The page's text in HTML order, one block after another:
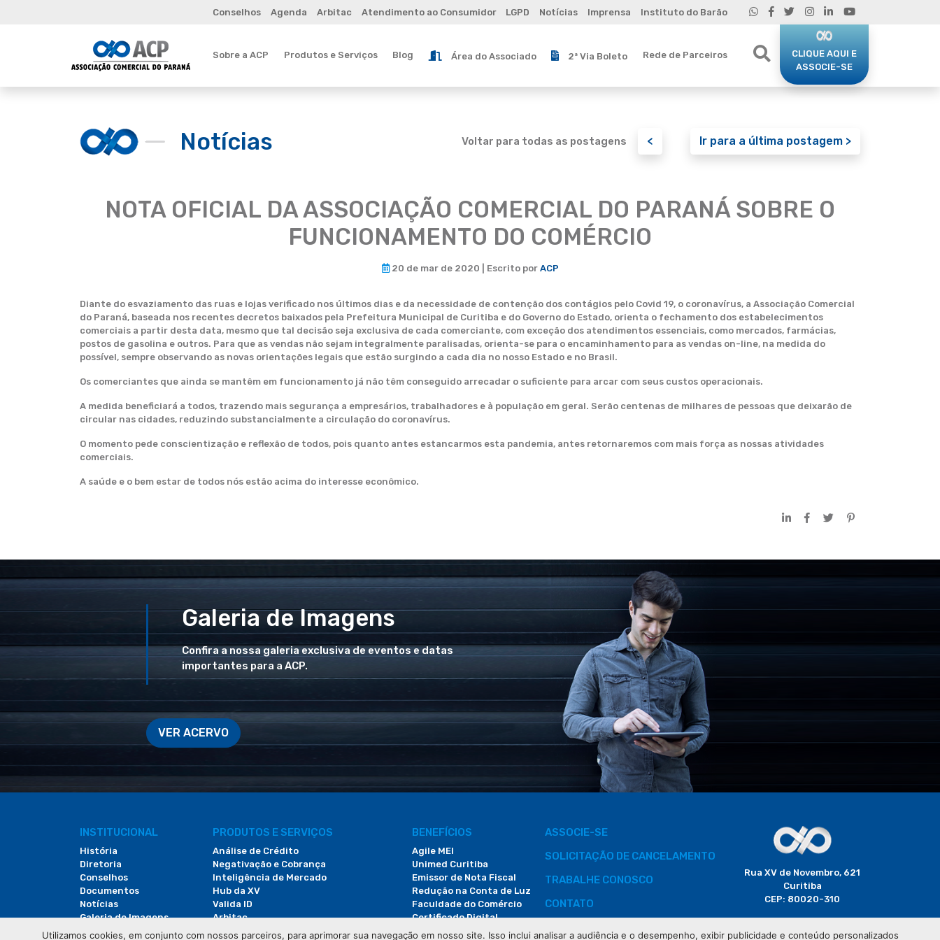
Conselhos Agenda Arbitac Atendimento ao Consumidor LGPD Notícias Imprensa Instituto do Barão
Sobre a ACP Produtos e Serviços Blog Área do Associado 2ª Via Boleto Rede de Parceiros
CLIQUE AQUI E
ASSOCIE-SE
Notícias Voltar para todas as postagens < Ir para a última postagem >
NOTA OFICIAL DA ASSOCIAÇÃO COMERCIAL DO PARANÁ SOBRE O
FUNCIONAMENTO DO COMÉRCIO
20 de mar de 2020 | Escrito por ACP
Diante do esvaziamento das ruas e lojas verificado nos últimos dias e da necessidade de contenção dos contágios pelo Covid 19, o coronavírus, a Associação Comercial
do Paraná, baseada nos recentes decretos baixados pela Prefeitura Municipal de Curitiba e do Governo do Estado, orienta o fechamento dos estabelecimentos
comerciais a partir desta data, mesmo que tal decisão seja exclusiva de cada comerciante, com exceção dos atendimentos essenciais, como mercados, farmácias,
postos de gasolina e outros. Para que as vendas não sejam integralmente paralisadas, orienta-se para o encaminhamento para as vendas on-line, na medida do
possível, sempre observando as novas orientações legais que estão surgindo a cada dia no nosso Estado e no Brasil.
Os comerciantes que ainda se mantêm em funcionamento já não têm conseguido arrecadar o suficiente para arcar com seus custos operacionais.
A medida beneficiará a todos, trazendo mais segurança a empresários, trabalhadores e à população em geral. Serão centenas de milhares de pessoas que deixarão de
circular nas cidades, reduzindo substancialmente a circulação do coronavírus.
O momento pede conscientização e reflexão de todos, pois quanto antes estancarmos esta pandemia, antes retornaremos com mais força as nossas atividades
comerciais.
A saúde e o bem estar de todos nós estão acima do interesse econômico.
Galeria de Imagens
Confira a nossa galeria exclusiva de eventos e datas
importantes para a ACP.
VER ACERVO
INSTITUCIONAL
História
Diretoria
Conselhos
Documentos
Notícias
Galeria de Imagens
Revista do Comércio
PRODUTOS E SERVIÇOS
Análise de Crédito
Negativação e Cobrança
Inteligência de Mercado
Hub da XV
Valida ID
Arbitac
Locação de Espaços
BENEFÍCIOS
Agile MEI
Unimed Curitiba
Emissor de Nota Fiscal
Redução na Conta de Luz
Faculdade do Comércio
Certificado Digital
ASSOCIE-SE
SOLICITAÇÃO DE CANCELAMENTO
TRABALHE CONOSCO
CONTATO
Rua XV de Novembro, 621
Curitiba
CEP: 80020-310
(41) 3320-2929
Utilizamos cookies, em conjunto com nossos parceiros, para aprimorar sua navegação em nosso site. Isso inclui analisar a audiência e o desempenho, exibir publicidade e conteúdo personalizados